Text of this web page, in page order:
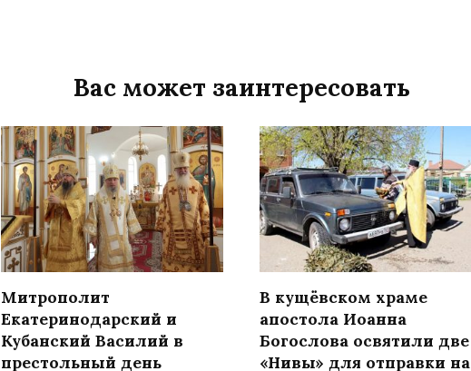
Вас может заинтересовать
Митрополит
Екатеринодарский и
Кубанский Василий в
престольный день
В кущёвском храме
апостола Иоанна
Богослова освятили две
«Нивы» для отправки на